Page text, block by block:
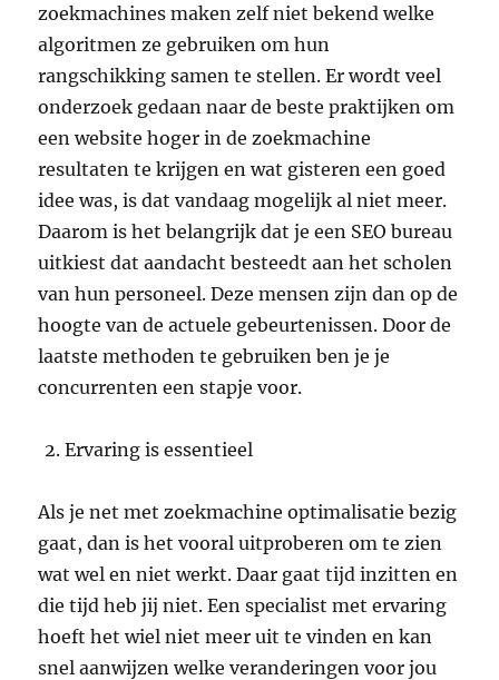
zoekmachines maken zelf niet bekend welke
algoritmen ze gebruiken om hun
rangschikking samen te stellen. Er wordt veel
onderzoek gedaan naar de beste praktijken om
een website hoger in de zoekmachine
resultaten te krijgen en wat gisteren een goed
idee was, is dat vandaag mogelijk al niet meer.
Daarom is het belangrijk dat je een SEO bureau
uitkiest dat aandacht besteedt aan het scholen
van hun personeel. Deze mensen zijn dan op de
hoogte van de actuele gebeurtenissen. Door de
laatste methoden te gebruiken ben je je
concurrenten een stapje voor.
Ervaring is essentieel
Als je net met zoekmachine optimalisatie bezig
gaat, dan is het vooral uitproberen om te zien
wat wel en niet werkt. Daar gaat tijd inzitten en
die tijd heb jij niet. Een specialist met ervaring
hoeft het wiel niet meer uit te vinden en kan
snel aanwijzen welke veranderingen voor jou